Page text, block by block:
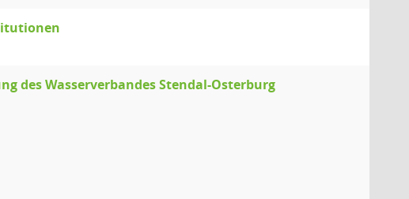
des Wasserverbandes Stendal-Osterburg